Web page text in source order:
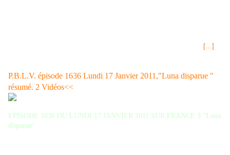
[…]
P.B.L.V. épisode 1636 Lundi 17 Janvier 2011,"Luna disparue "
résumé. 2 Vidéos<<
EPISODE 1636 DU LUNDI 17 JANVIER 2011 SUR FRANCE 3 "Luna
disparue"